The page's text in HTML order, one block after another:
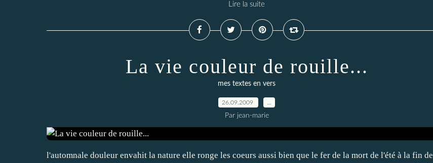
Lire la suite
La vie couleur de rouille...
mes textes en vers
26.09.2009
Par jean-marie
l'automnale douleur envahit la nature elle ronge les coeurs aussi bien que le fer de la mort de l'été à la fin de